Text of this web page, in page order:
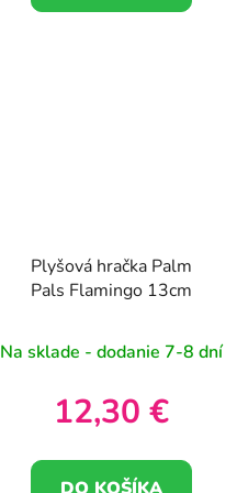
Plyšová hračka Palm
Pals Flamingo 13cm
Na sklade - dodanie 7-8 dní
12,30 €